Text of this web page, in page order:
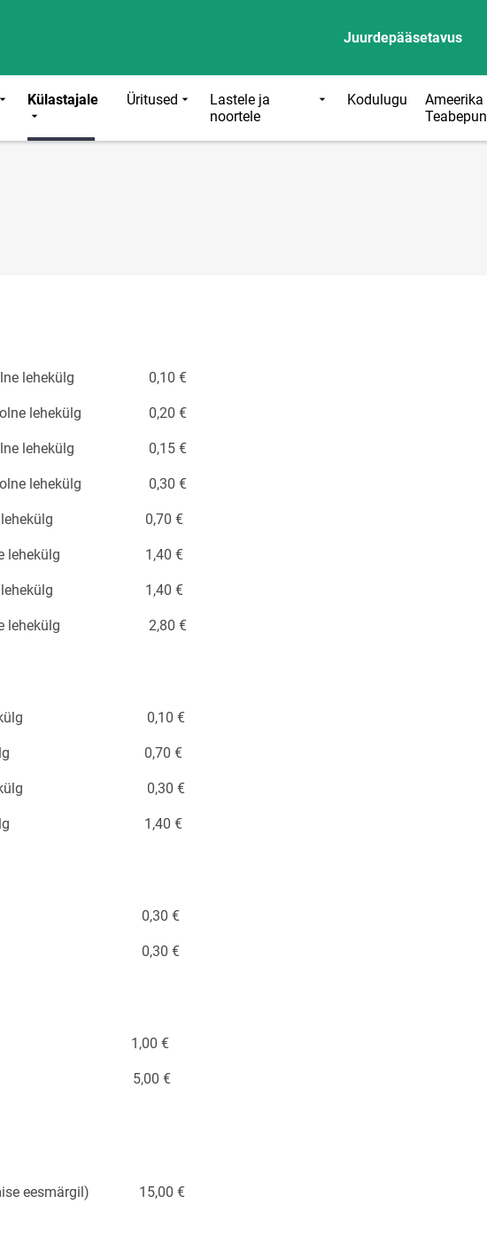
Juurdepääsetavus
Külastajale Üritused
Lastele ja
noortele
Kodulugu
Ameerika
lehekülg 0,10 €
lehekülg 0,20 €
lehekülg 0,15 €
lehekülg 0,30 €
lehekülg 0,70 €
lehekülg 1,40 €
lehekülg 1,40 €
lehekülg 2,80 €
1 lehekülg 0,10 €
1 lehekülg 0,70 €
1 lehekülg 0,30 €
1 lehekülg 1,40 €
1 lehekülg 0,30 €
1 lehekülg 0,30 €
€
5,00 €
eesmärgil) 15,00 €